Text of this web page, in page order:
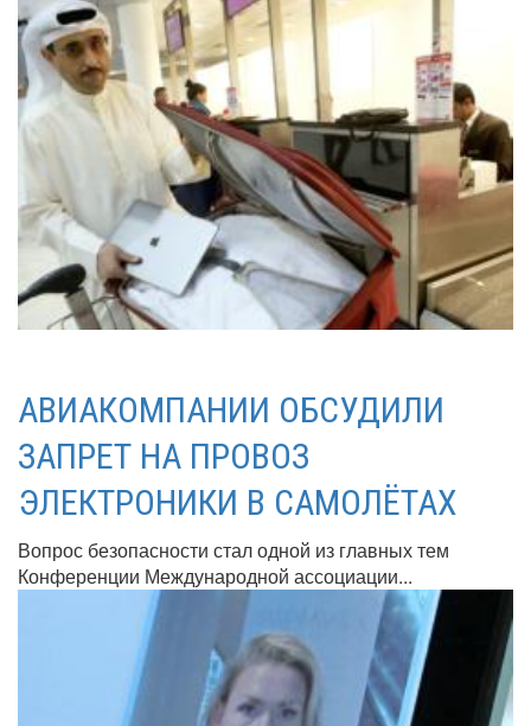
АВИАКОМПАНИИ ОБСУДИЛИ
ЗАПРЕТ НА ПРОВОЗ
ЭЛЕКТРОНИКИ В САМОЛЁТАХ
Вопрос безопасности стал одной из главных тем
Конференции Международной ассоциации...